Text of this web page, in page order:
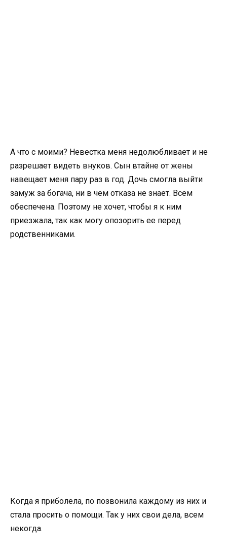
А что с моими? Невестка меня недолюбливает и не
разрешает видеть внуков. Сын втайне от жены
навещает меня пару раз в год. Дочь смогла выйти
замуж за богача, ни в чем отказа не знает. Всем
обеспечена. Поэтому не хочет, чтобы я к ним
приезжала, так как могу опозорить ее перед
родственниками.
Когда я приболела, по позвонила каждому из них и
стала просить о помощи. Так у них свои дела, всем
некогда.